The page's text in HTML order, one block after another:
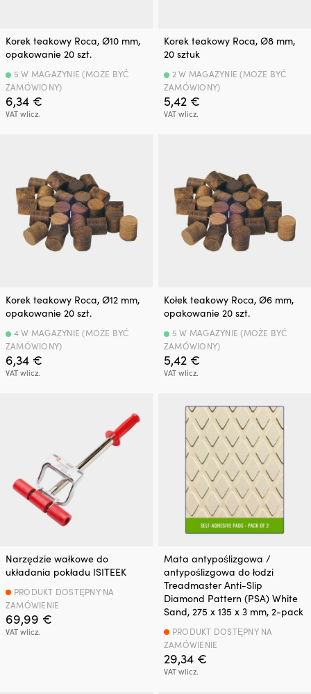
Korek teakowy Roca, Ø10 mm,
opakowanie 20 szt.
6,34 €
VAT wlicz.
5 W MAGAZYNIE (MOŻE BYĆ
ZAMÓWIONY)
Korek teakowy Roca, Ø8 mm,
20 sztuk
5,42 €
VAT wlicz.
2 W MAGAZYNIE (MOŻE BYĆ
ZAMÓWIONY)
Korek teakowy Roca, Ø12 mm,
opakowanie 20 szt.
6,34 €
VAT wlicz.
4 W MAGAZYNIE (MOŻE BYĆ
ZAMÓWIONY)
Kołek teakowy Roca, Ø6 mm,
opakowanie 20 szt.
5,42 €
VAT wlicz.
5 W MAGAZYNIE (MOŻE BYĆ
ZAMÓWIONY)
Narzędzie wałkowe do
układania pokładu ISITEEK
69,99 €
VAT wlicz.
PRODUKT DOSTĘPNY NA
ZAMÓWIENIE
Mata antypoślizgowa /
antypoślizgowa do łodzi
Treadmaster Anti-Slip
Diamond Pattern (PSA) White
Sand, 275 x 135 x 3 mm, 2-pack
29,34 €
VAT wlicz.
PRODUKT DOSTĘPNY NA
ZAMÓWIENIE